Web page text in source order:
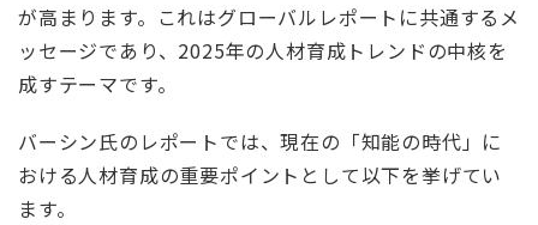
が高まります。これはグローバルレポートに共通するメ
ッセージであり、2025年の人材育成トレンドの中核を
成すテーマです。
バーシン氏のレポートでは、現在の「知能の時代」に
おける人材育成の重要ポイントとして以下を挙げてい
ます。